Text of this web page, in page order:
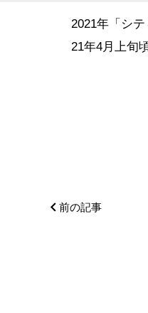
2021年「シ
21年4月上旬
前の記事